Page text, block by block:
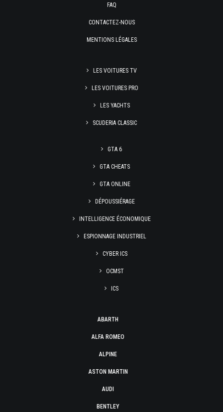
FAQ
CONTACTEZ-NOUS
MENTIONS LÉGALES
LES VOITURES TV
LES VOITURES PRO
LES YACHTS
SCUDERIA CLASSIC
GTA 6
GTA CHEATS
GTA ONLINE
DÉPOUSSIÉRAGE
INTELLIGENCE ÉCONOMIQUE
ESPIONNAGE INDUSTRIEL
CYBER ICS
OCMST
ICS
ABARTH
ALFA ROMEO
ALPINE
ASTON MARTIN
AUDI
BENTLEY